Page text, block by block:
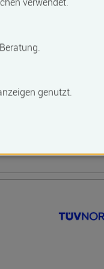
Kommunikation
genutzt.